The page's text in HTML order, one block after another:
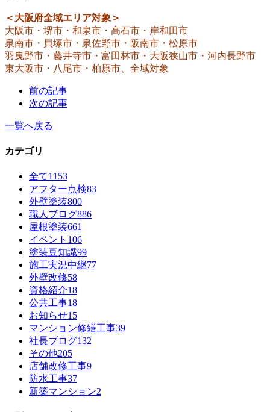
＜大阪府全域エリア対象＞
大阪市・堺市・和泉市・高石市・岸和田市
泉南市・貝塚市・泉佐野市・阪南市・松原市
羽曳野市・藤井寺市・富田林市・大阪狭山市・河内長野市
東大阪市・八尾市・柏原市、全域対象
前の記事
次の記事
一覧へ戻る
カテゴリ
全て1153
アフター点検83
外壁塗装800
職人ブログ886
屋根塗装661
イベント 106
塗装豆知識99
施工実況中継77
外壁改修58
資格紹介18
公共工事18
お知らせ15
マンション修繕工事39
社長ブログ132
その他205
店舗改修工事9
防水工事37
新築マンション2